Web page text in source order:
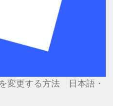
変更する方法 日本語・